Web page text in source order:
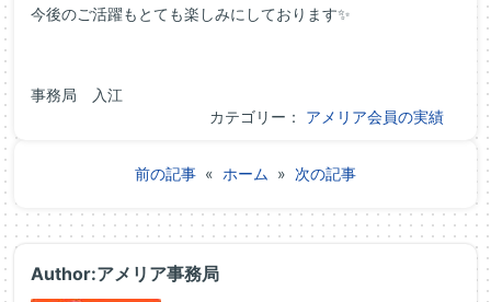
今後のご活躍もとても楽しみにしております✨
事務局 入江
カテゴリー： アメリア会員の実績
前の記事 « ホーム » 次の記事
Author:アメリア事務局